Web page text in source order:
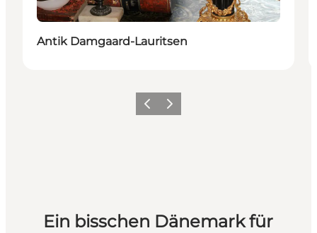
Antik Damgaard-Lauritsen
ZurückWeiter
Ein bisschen Dänemark für